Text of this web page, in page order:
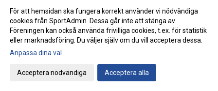
Sebbe Staghs första medalj
2025-11-09 11:53
Lörstad sjuk, men Ottfalk och Stagh springer NM i terräng i
dag
2025-11-09 06:04
terränglöpning
Peter Woll fick Lasse Dahlstedts funktionärspris
För att hemsidan ska fungera korrekt använder vi nödvändiga
cookies från SportAdmin. Dessa går inte att stänga av.
Föreningen kan också använda frivilliga cookies, t.ex. för statistik
eller marknadsföring. Du väljer själv om du vill acceptera dessa.
Anpassa dina val
Acceptera nödvändiga Acceptera alla